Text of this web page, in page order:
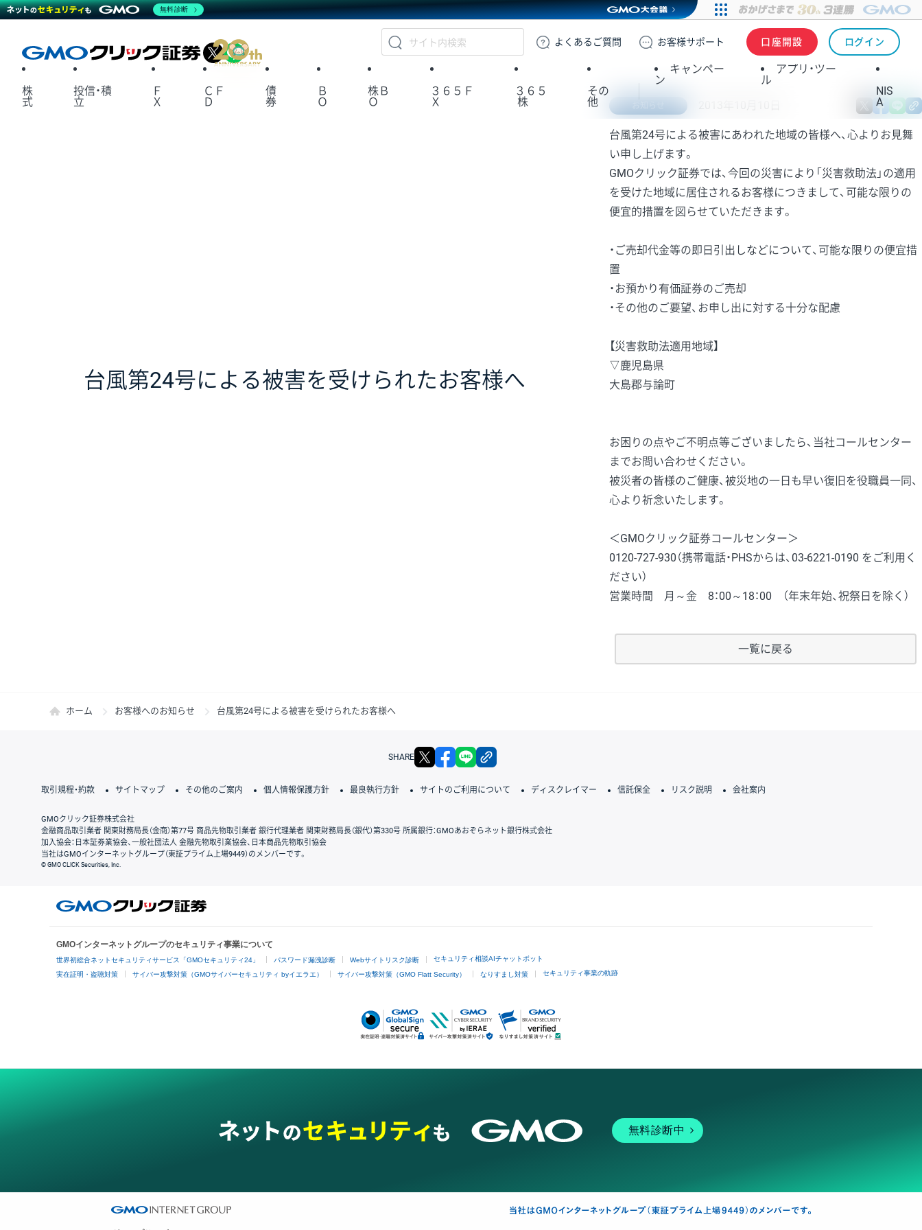
GMOクリック証券
よくある ご質問 お客様サポート 口座開設 ログイン
X
株
式
投信・積
立
Ｆ
Ｘ
ＣＦ
Ｄ
債
券
Ｂ
Ｏ
株Ｂ
Ｏ
３６５Ｆ
Ｘ
３６５
株
その
他
キャンペー
ン
アプリ・ツー
ル
NIS
A
台風第24号による被害を受けられたお客様へ
X
台風第24号による被害にあわれた地域の皆様へ、心よりお見舞
い申し上げます。
GMOクリック証券では、今回の災害により「災害救助法」の適用
を受けた地域に居住されるお客様につきまして、可能な限りの
便宜的措置を図らせていただきます。
・ご売却代金等の即日引出しなどについて、可能な限りの便宜措
置
・お預かり有価証券のご売却
・その他のご要望、お申し出に対する十分な配慮
【災害救助法適用地域】
▽鹿児島県
大島郡与論町
お困りの点やご不明点等ございましたら、当社コールセンター
までお問い合わせください。
被災者の皆様のご健康、被災地の一日も早い復旧を役職員一同、
心より祈念いたします。
＜GMOクリック証券コールセンター＞
0120-727-930（携帯電話・PHSからは、03-6221-0190 をご利用く
ださい）
営業時間 月～金 8：00～18：00 （年末年始、祝祭日を除く）
一覧に戻る
ホーム お客様へのお知らせ 台風第24号による被害を受けられたお客様へ
SHARE X facebook
取引規程・約款 サイトマップ その他のご案内 個人情報保護方針 最良執行方針 サイトのご利用について ディスクレイマー 信託保全 リスク説明 会社案内
GMOクリック証券株式会社
金融商品取引業者 関東財務局長（金商）第77号 商品先物取引業者 銀行代理業者 関東財務局長（銀代）第330号 所属銀行：GMOあおぞらネット銀行株式会社
加入協会：日本証券業協会、一般社団法人 金融先物取引業協会、日本商品先物取引協会
当社はGMOインターネットグループ（東証プライム上場9449）のメンバーです。
© GMO CLICK Securities, Inc.
GMOインターネットグループのセキュリティ事業について
世界初総合ネットセキュリティサービス「GMOセキュリティ24」 パスワード漏洩診断 Webサイトリスク診断 セキュリティ相談AIチャットボット
実在証明・盗聴対策 サイバー攻撃対策（GMOサイバーセキュリティ byイエラエ） サイバー攻撃対策（GMO Flatt Security） なりすまし対策 セキュリティ事業の軌跡
無料診断中
無料診断